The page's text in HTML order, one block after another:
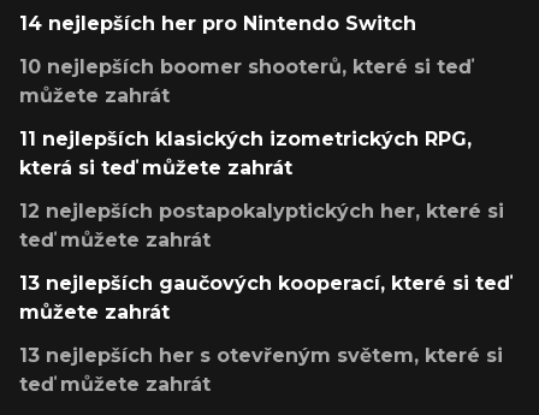
14 nejlepších her pro Nintendo Switch
10 nejlepších boomer shooterů, které si teď
můžete zahrát
11 nejlepších klasických izometrických RPG,
která si teď můžete zahrát
12 nejlepších postapokalyptických her, které si
teď můžete zahrát
13 nejlepších gaučových kooperací, které si teď
můžete zahrát
13 nejlepších her s otevřeným světem, které si
teď můžete zahrát